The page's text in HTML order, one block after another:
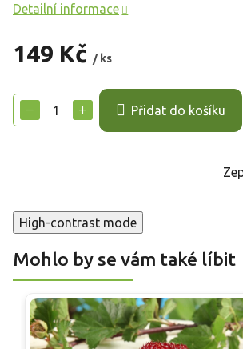
149 Kč / ks
cena:
+
− Přidat do košíku
Detailní informace
High-contrast mode
Mohlo by se vám také líbit